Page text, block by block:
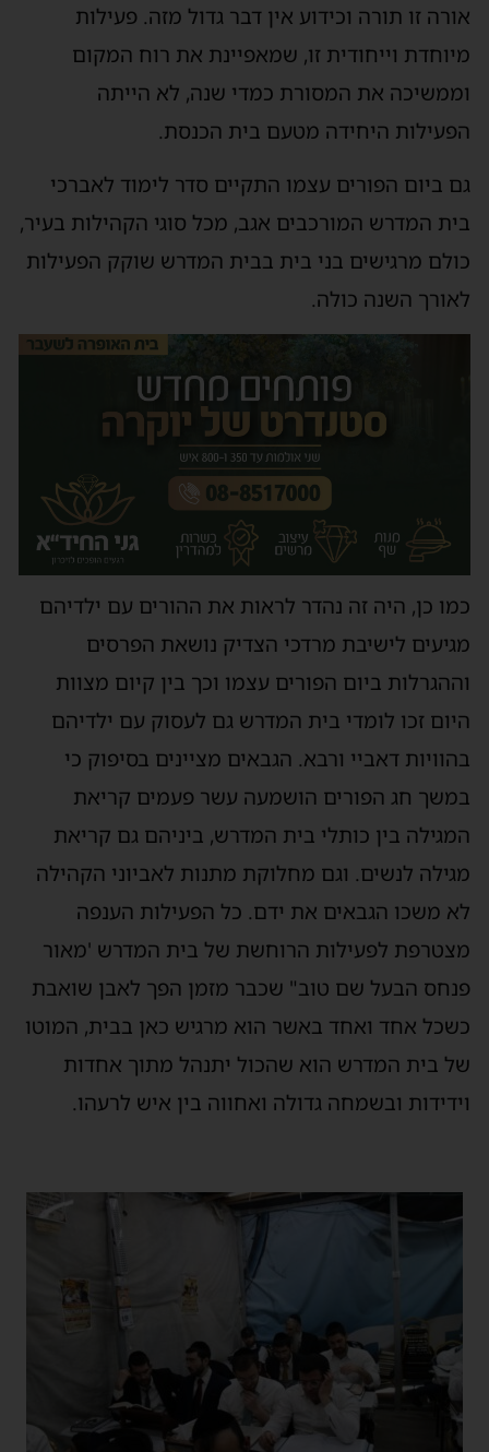
אורה זו תורה וכידוע אין דבר גדול מזה. פעילות
מיוחדת וייחודית זו, שמאפיינת את רוח המקום
וממשיכה את המסורת כמדי שנה, לא הייתה
הפעילות היחידה מטעם בית הכנסת.
גם ביום הפורים עצמו התקיים סדר לימוד לאברכי
בית המדרש המורכבים אגב, מכל סוגי הקהילות בעיר,
כולם מרגישים בני בית בבית המדרש שוקק הפעילות
לאורך השנה כולה.
כמו כן, היה זה נהדר לראות את ההורים עם ילדיהם
מגיעים לישיבת מרדכי הצדיק נושאת הפרסים
וההגרלות ביום הפורים עצמו וכך בין קיום מצוות
היום זכו לומדי בית המדרש גם לעסוק עם ילדיהם
בהוויות דאביי ורבא. הגבאים מציינים בסיפוק כי
במשך חג הפורים הושמעה עשר פעמים קריאת
המגילה בין כותלי בית המדרש, ביניהם גם קריאת
מגילה לנשים. וגם מחלוקת מתנות לאביוני הקהילה
לא משכו הגבאים את ידם. כל הפעילות הענפה
מצטרפת לפעילות הרוחשת של בית המדרש 'מאור
פנחס הבעל שם טוב" שכבר מזמן הפך לאבן שואבת
כשכל אחד ואחד באשר הוא מרגיש כאן בבית, המוטו
של בית המדרש הוא שהכול יתנהל מתוך אחדות
וידידות ובשמחה גדולה ואחווה בין איש לרעהו.